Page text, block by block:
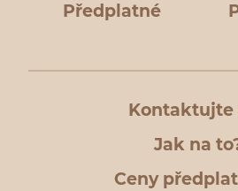
Předplatné
Kontaktujte
Jak na
Ceny